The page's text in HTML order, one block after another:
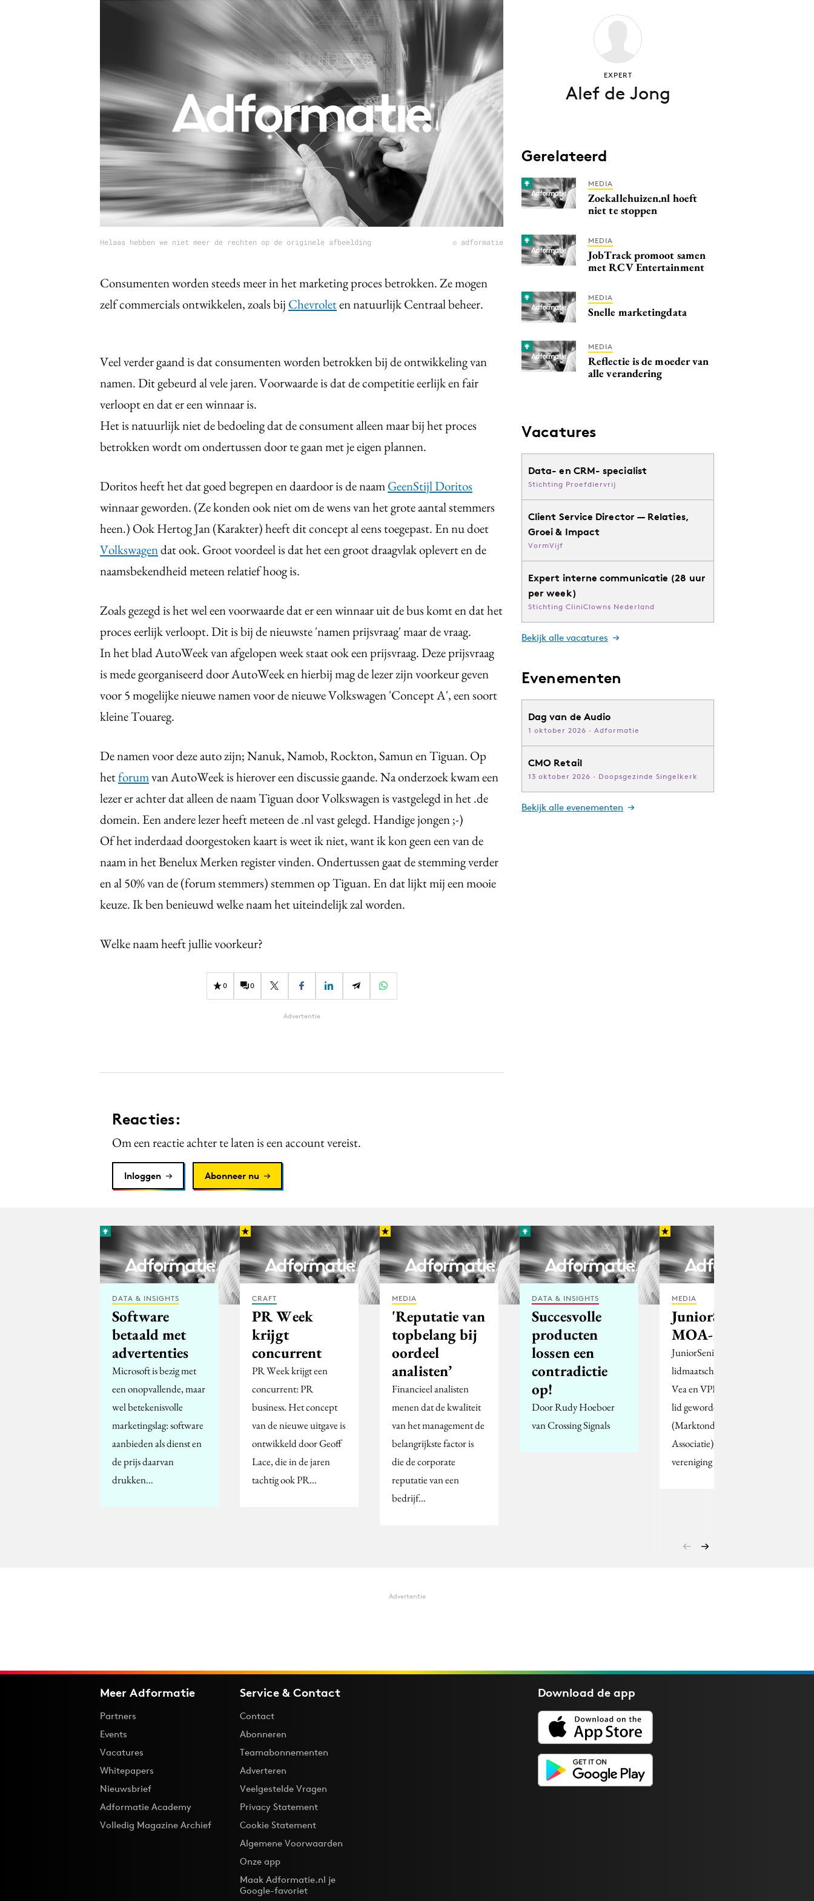
Gedragsverandering
Influencer marketing
Interne communicatie
Martech
Purpose Marketing
Reputatie & crisis
Helaas hebben we niet meer de rechten op de originele afbeelding © adformatie
Consumenten worden steeds meer in het marketing proces betrokken. Ze mogen
zelf commercials ontwikkelen, zoals bij Chevroleten natuurlijk Centraal beheer.
Veel verder gaand is dat consumenten worden betrokken bij de ontwikkeling van
namen. Dit gebeurd al vele jaren. Voorwaarde is dat de competitie eerlijk en fair
verloopt en dat er een winnaar is.
Het is natuurlijk niet de bedoeling dat de consument alleen maar bij het proces
betrokken wordt om ondertussen door te gaan met je eigen plannen.
Doritos heeft het dat goed begrepen en daardoor is de naamGeenStijl Doritos
winnaar geworden. (Ze konden ook niet om de wens van het grote aantal stemmers
heen.) Ook Hertog Jan (Karakter) heeft dit concept al eens toegepast. En nu doet
Volkswagendat ook. Groot voordeel is dat het een groot draagvlak oplevert en de
naamsbekendheid meteen relatief hoog is.
Zoals gezegd is het wel een voorwaarde dat er een winnaar uit de bus komt en dat het
proces eerlijk verloopt. Dit is bij de nieuwste 'namen prijsvraag' maar de vraag.
In het blad AutoWeek van afgelopen week staat ook een prijsvraag. Deze prijsvraag
is mede georganiseerd door AutoWeek en hierbij mag de lezer zijn voorkeur geven
voor 5 mogelijke nieuwe namen voor de nieuwe Volkswagen 'Concept A', een soort
kleine Touareg.
De namen voor deze auto zijn; Nanuk, Namob, Rockton, Samun en Tiguan. Op
hetforumvan AutoWeek is hierover een discussie gaande. Na onderzoek kwam een
lezer er achter dat alleen de naam Tiguan door Volkswagen is vastgelegd in het .de
domein. Een andere lezer heeft meteen de .nl vast gelegd. Handige jongen ;-)
Of het inderdaad doorgestoken kaart is weet ik niet, want ik kon geen een van de
naam in het Benelux Merken register vinden. Ondertussen gaat de stemming verder
en al 50% van de (forum stemmers) stemmen op Tiguan. En dat lijkt mij een mooie
keuze. Ik ben benieuwd welke naam het uiteindelijk zal worden.
Welke naam heeft jullie voorkeur?
0 0
Advertentie
Reacties:
Om een reactie achter te laten is een account vereist.
Inloggen Abonneer nu
EXPERT
Alef de Jong
Gerelateerd
MEDIA
Zoekallehuizen.nl hoeft
niet te stoppen
MEDIA
JobTrack promoot samen
met RCV Entertainment
MEDIA
Snelle marketingdata
MEDIA
Reflectie is de moeder van
alle verandering
Vacatures
Data- en CRM- specialist
Stichting Proefdiervrij
Client Service Director — Relaties,
Groei & Impact
VormVijf
Expert interne communicatie (28 uur
per week)
Stichting CliniClowns Nederland
Bekijk alle vacatures
Evenementen
Dag van de Audio
1 oktober 2026 · Adformatie
CMO Retail
13 oktober 2026 · Doopsgezinde Singelkerk
Bekijk alle evenementen
DATA & INSIGHTS
Software
betaald met
advertenties
Microsoft is bezig met
een onopvallende, maar
wel betekenisvolle
marketingslag: software
aanbieden als dienst en
de prijs daarvan
drukken…
CRAFT
PR Week
krijgt
concurrent
PR Week krijgt een
concurrent: PR
business. Het concept
van de nieuwe uitgave is
ontwikkeld door Geoff
Lace, die in de jaren
tachtig ook PR…
MEDIA
'Reputatie van
topbelang bij
oordeel
analisten’
Financieel analisten
menen dat de kwaliteit
van het management de
belangrijkste factor is
die de corporate
reputatie van een
bedrijf…
DATA & INSIGHTS
Succesvolle
producten
lossen een
contradictie
op!
Door Rudy Hoeboer
van Crossing Signals
MEDIA
JuniorSenior
MOA-lid
JuniorSenior is na
lidmaatschappen van de
Vea en VPRA nu ook
lid geworden van MOA
(Marktonderzoeks
Associatie), de
vereniging voor de…
Advertentie
Meer Adformatie
Partners
Events
Vacatures
Whitepapers
Nieuwsbrief
Adformatie Academy
Volledig Magazine Archief
Service & Contact
Contact
Abonneren
Teamabonnementen
Adverteren
Veelgestelde Vragen
Privacy Statement
Cookie Statement
Algemene Voorwaarden
Onze app
Maak Adformatie.nl je
Google-favoriet
Download deapp